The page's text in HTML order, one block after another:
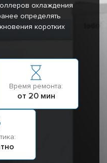
охлаждения
определять
коротких
Время ремонта:
от 20 мин